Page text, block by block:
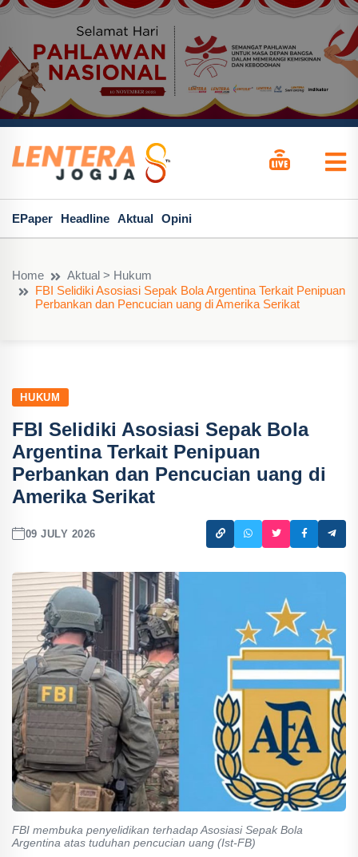
EPaper Headline Aktual Opini
Home
Aktual > Hukum
FBI Selidiki Asosiasi Sepak Bola Argentina Terkait Penipuan
Perbankan dan Pencucian uang di Amerika Serikat
HUKUM
FBI Selidiki Asosiasi Sepak Bola
Argentina Terkait Penipuan
Perbankan dan Pencucian uang di
Amerika Serikat
09 JULY 2026
FBI membuka penyelidikan terhadap Asosiasi Sepak Bola
Argentina atas tuduhan pencucian uang (Ist-FB)